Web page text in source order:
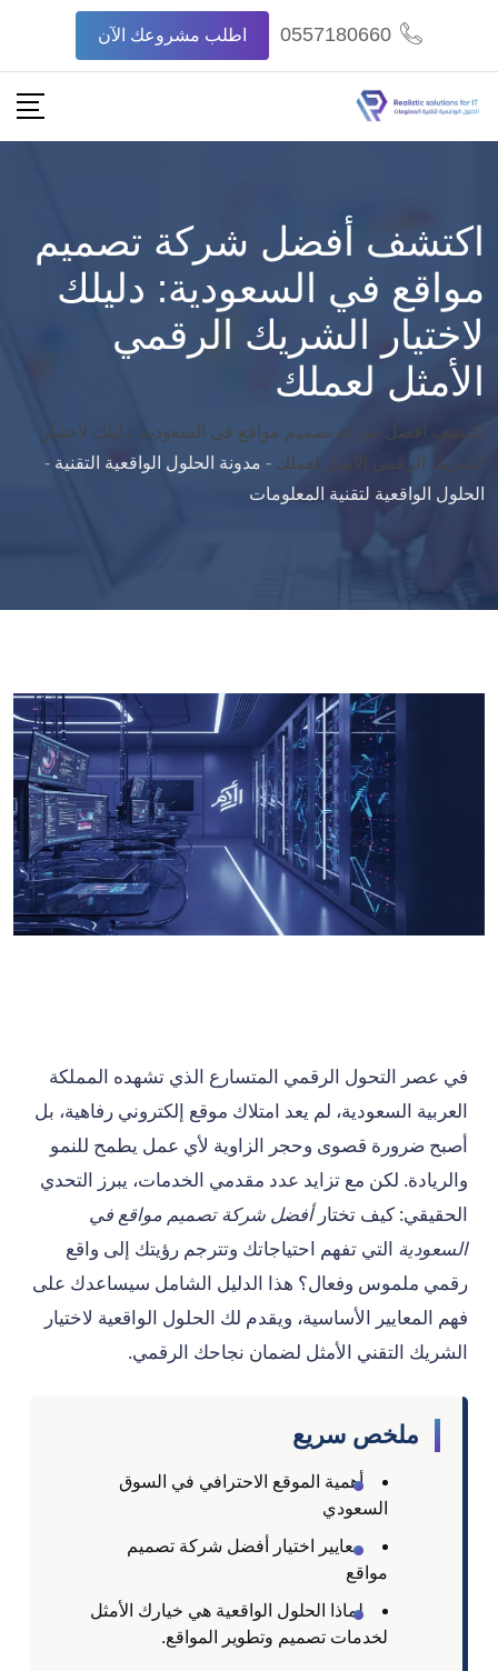
content
0557180660 اطلب مشروعك الآن
اكتشف أفضل شركة تصميم
مواقع في السعودية: دليلك
لاختيار الشريك الرقمي
الأمثل لعملك
اكتشف أفضل شركة تصميم مواقع في السعودية: دليلك لاختيار
الشريك الرقمي الأمثل لعملك - مدونة الحلول الواقعية التقنية -
الحلول الواقعية لتقنية المعلومات
في عصر التحول الرقمي المتسارع الذي تشهده المملكة
العربية السعودية، لم يعد امتلاك موقع إلكتروني رفاهية، بل
أصبح ضرورة قصوى وحجر الزاوية لأي عمل يطمح للنمو
والريادة. لكن مع تزايد عدد مقدمي الخدمات، يبرز التحدي
الحقيقي: كيف تختارأفضل شركة تصميم مواقع في
السعودية التي تفهم احتياجاتك وتترجم رؤيتك إلى واقع
رقمي ملموس وفعال؟ هذا الدليل الشامل سيساعدك على
فهم المعايير الأساسية، ويقدم لك الحلول الواقعية لاختيار
الشريك التقني الأمثل لضمان نجاحك الرقمي.
ملخص سريع
أهمية الموقع الاحترافي في السوق
السعودي
معايير اختيار أفضل شركة تصميم
مواقع
لماذا الحلول الواقعية هي خيارك الأمثل
لخدمات تصميم وتطوير المواقع.